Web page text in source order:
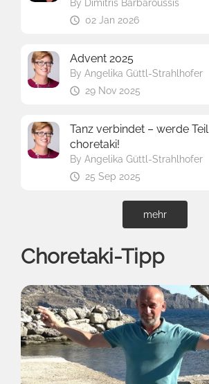
By Dimitris Barbaroussis
02 Jan 2026
Advent 2025
ByAngelika Güttl-Strahlhofer
29 Nov 2025
Tanz verbindet – werde
choretaki!
ByAngelika Güttl-Strahlhofer
25 Sep 2025
mehr
Choretaki-Tipp